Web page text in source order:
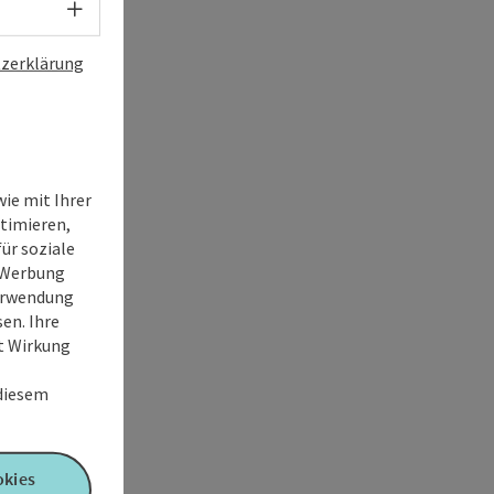
Sprachwahl - Menü öffnen
mit Ihrer
soziale
Ihre
Wirkung